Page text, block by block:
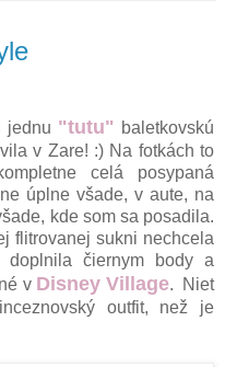
jednu "tutu" baletkovskú
v Zare! :) Na fotkách to
celá posypaná
úplne všade, v aute, na
kde som sa posadila.
flitrovanej sukni nechcela
čiernym body a
v Disney Village. Niet
outfit, než je